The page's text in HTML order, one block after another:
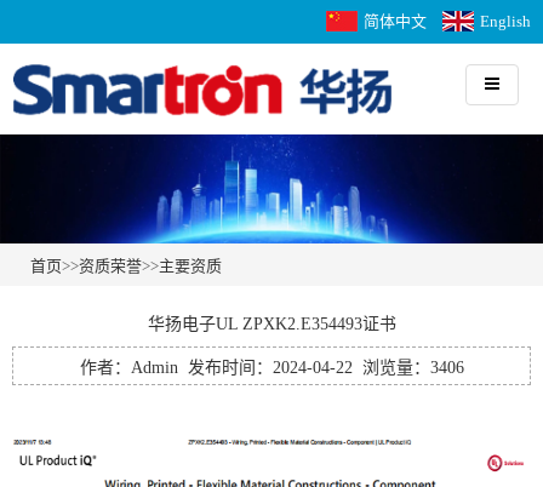
简体中文 English
首页>>资质荣誉>>主要资质
华扬电子UL ZPXK2.E354493证书
作者：Admin 发布时间：2024-04-22 浏览量：3406